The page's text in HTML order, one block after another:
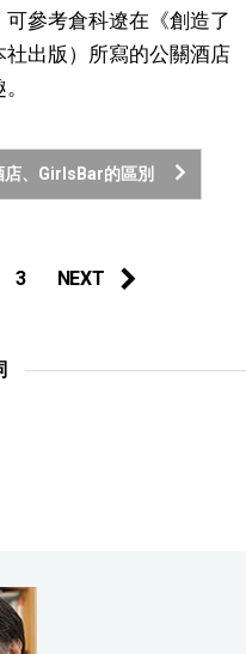
參考倉科遼在《創造了
出版）所寫的公關酒店
店、GirlsBar的區別
3 NEXT